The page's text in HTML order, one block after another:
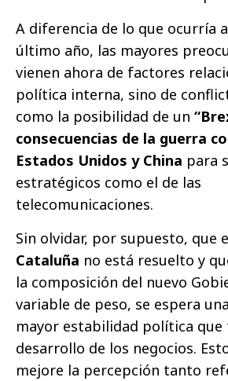
A diferencia de lo que ocurría
último año, las mayores
vienen ahora de factores
política interna, sino de
como la posibilidad de un
consecuencias de la guerra
Estados Unidos y China para
estratégicos como el de las
telecomunicaciones.
Sin olvidar, por supuesto, que
Cataluña no está resuelto y
la composición del nuevo
variable de peso, se espera
mayor estabilidad política que
desarrollo de los negocios.
mejore la percepción tanto